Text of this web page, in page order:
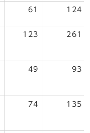
61 124
123 261
49 93
74 135